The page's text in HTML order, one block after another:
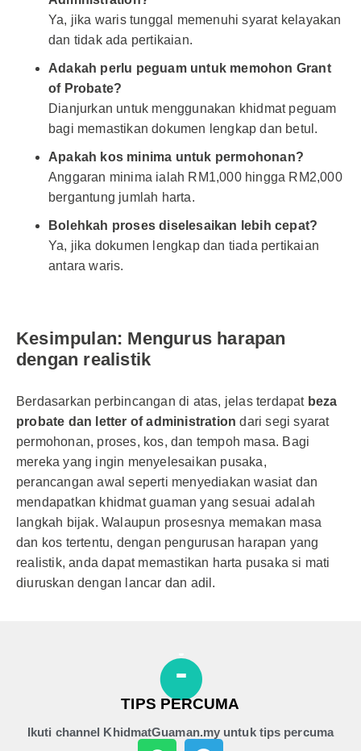
Ya, jika waris tunggal memenuhi syarat kelayakan
dan tidak ada pertikaian.
Adakah perlu peguam untuk memohon Grant
of Probate?
Dianjurkan untuk menggunakan khidmat peguam
bagi memastikan dokumen lengkap dan betul.
Apakah kos minima untuk permohonan?
Anggaran minima ialah RM1,000 hingga RM2,000
bergantung jumlah harta.
Bolehkah proses diselesaikan lebih cepat?
Ya, jika dokumen lengkap dan tiada pertikaian
antara waris.
Kesimpulan: Mengurus harapan
dengan realistik
Berdasarkan perbincangan di atas, jelas terdapat beza
probate dan letter of administration dari segi syarat
permohonan, proses, kos, dan tempoh masa. Bagi
mereka yang ingin menyelesaikan pusaka,
perancangan awal seperti menyediakan wasiat dan
mendapatkan khidmat guaman yang sesuai adalah
langkah bijak. Walaupun prosesnya memakan masa
dan kos tertentu, dengan pengurusan harapan yang
realistik, anda dapat memastikan harta pusaka si mati
diuruskan dengan lancar dan adil.
TIPS PERCUMA
Ikuti channel KhidmatGuaman.my untuk tips percuma